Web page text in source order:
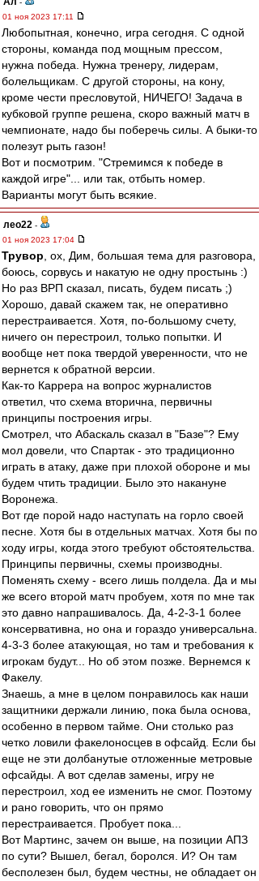
-
01 ноя 2023 17:11
Любопытная, конечно, игра сегодня. С одной
стороны, команда под мощным прессом,
нужна победа. Нужна тренеру, лидерам,
болельщикам. С другой стороны, на кону,
кроме чести пресловутой, НИЧЕГО! Задача в
кубковой группе решена, скоро важный матч в
чемпионате, надо бы поберечь силы. А быки-то
полезут рыть газон!
Вот и посмотрим. "Стремимся к победе в
каждой игре"... или так, отбыть номер.
Варианты могут быть всякие.
лео22 -
01 ноя 2023 17:04
Трувор , ох, Дим, большая тема для разговора,
боюсь, сорвусь и накатую не одну простынь :)
Но раз ВРП сказал, писать, будем писать ;)
Хорошо, давай скажем так, не оперативно
перестраивается. Хотя, по-большому счету,
ничего он перестроил, только попытки. И
вообще нет пока твердой уверенности, что не
вернется к обратной версии.
Как-то Каррера на вопрос журналистов
ответил, что схема вторична, первичны
принципы построения игры.
Смотрел, что Абаскаль сказал в "Базе"? Ему
мол довели, что Спартак - это традиционно
играть в атаку, даже при плохой обороне и мы
будем чтить традиции. Было это накануне
Воронежа.
Вот где порой надо наступать на горло своей
песне. Хотя бы в отдельных матчах. Хотя бы по
ходу игры, когда этого требуют обстоятельства.
Принципы первичны, схемы производны.
Поменять схему - всего лишь полдела. Да и мы
же всего второй матч пробуем, хотя по мне так
это давно напрашивалось. Да, 4-2-3-1 более
консервативна, но она и гораздо универсальна.
4-3-3 более атакующая, но там и требования к
игрокам будут... Но об этом позже. Вернемся к
Факелу.
Знаешь, а мне в целом понравилось как наши
защитники держали линию, пока была основа,
особенно в первом тайме. Они столько раз
четко ловили факелоносцев в офсайд. Если бы
еще не эти долбанутые отложенные метровые
офсайды. А вот сделав замены, игру не
перестроил, ход ее изменить не смог. Поэтому
и рано говорить, что он прямо
перестраивается. Пробует пока...
Вот Мартинс, зачем он выше, на позиции АПЗ
по сути? Вышел, бегал, боролся. И? Он там
бесполезен был, будем честны, не обладает он